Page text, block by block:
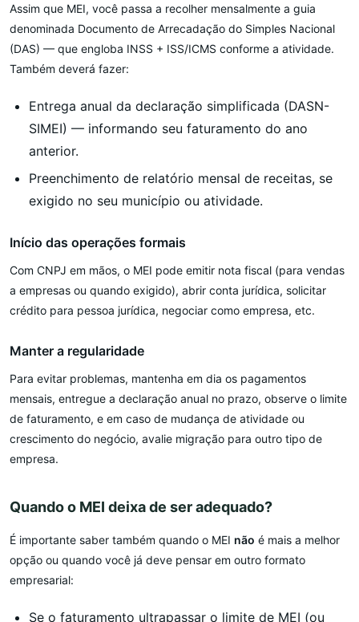
Assim que MEI, você passa a recolher mensalmente a guia
denominada Documento de Arrecadação do Simples Nacional
(DAS) — que engloba INSS + ISS/ICMS conforme a atividade.
Também deverá fazer:
Entrega anual da declaração simplificada (DASN-
SIMEI) — informando seu faturamento do ano
anterior.
Preenchimento de relatório mensal de receitas, se
exigido no seu município ou atividade.
Início das operações formais
Com CNPJ em mãos, o MEI pode emitir nota fiscal (para vendas
a empresas ou quando exigido), abrir conta jurídica, solicitar
crédito para pessoa jurídica, negociar como empresa, etc.
Manter a regularidade
Para evitar problemas, mantenha em dia os pagamentos
mensais, entregue a declaração anual no prazo, observe o limite
de faturamento, e em caso de mudança de atividade ou
crescimento do negócio, avalie migração para outro tipo de
empresa.
Quando o MEI deixa de ser adequado?
É importante saber também quando o MEI não é mais a melhor
opção ou quando você já deve pensar em outro formato
empresarial:
Se o faturamento ultrapassar o limite de MEI (ou